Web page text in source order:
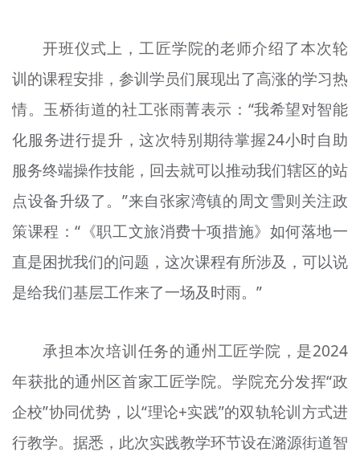
开班仪式上，工匠学院的老师介绍了本次轮
训的课程安排，参训学员们展现出了高涨的学习热
情。玉桥街道的社工张雨菁表示：“我希望对智能
化服务进行提升，这次特别期待掌握24小时自助
服务终端操作技能，回去就可以推动我们辖区的站
点设备升级了。”来自张家湾镇的周文雪则关注政
策课程：“《职工文旅消费十项措施》如何落地一
直是困扰我们的问题，这次课程有所涉及，可以说
是给我们基层工作来了一场及时雨。”
承担本次培训任务的通州工匠学院，是2024
年获批的通州区首家工匠学院。学院充分发挥“政
企校”协同优势，以“理论+实践”的双轨轮训方式进
行教学。据悉，此次实践教学环节设在潞源街道智